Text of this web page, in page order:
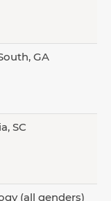
GA
SC
(all genders)